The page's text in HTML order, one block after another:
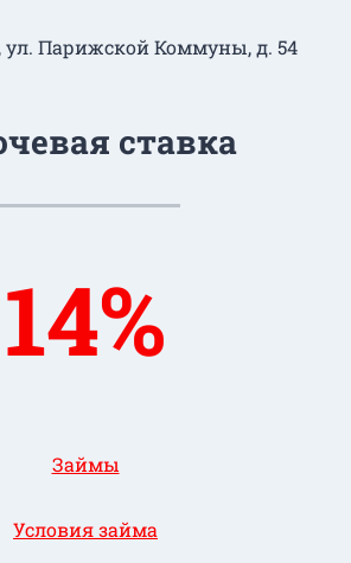
ул. Парижской Коммуны, д. 54
ставка
14%
Займы
Условия займа